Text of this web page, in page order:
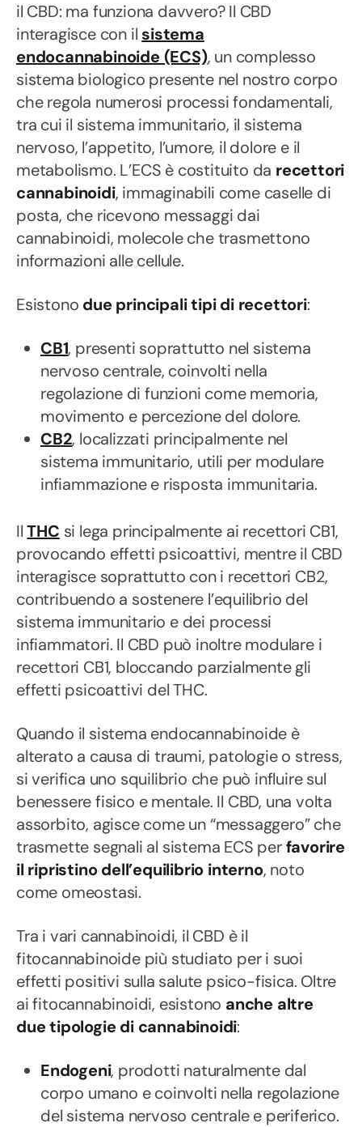
il CBD: ma funziona davvero? Il CBD
interagisce con il sistema
endocannabinoide (ECS), un complesso
sistema biologico presente nel nostro corpo
che regola numerosi processi fondamentali,
tra cui il sistema immunitario, il sistema
nervoso, l’appetito, l’umore, il dolore e il
metabolismo. L’ECS è costituito da recettori
cannabinoidi, immaginabili come caselle di
posta, che ricevono messaggi dai
cannabinoidi, molecole che trasmettono
informazioni alle cellule.
Esistono due principali tipi di recettori:
CB1, presenti soprattutto nel sistema
nervoso centrale, coinvolti nella
regolazione di funzioni come memoria,
movimento e percezione del dolore.
CB2, localizzati principalmente nel
sistema immunitario, utili per modulare
infiammazione e risposta immunitaria.
IlTHC si lega principalmente ai recettori CB1,
provocando effetti psicoattivi, mentre il CBD
interagisce soprattutto con i recettori CB2,
contribuendo a sostenere l’equilibrio del
sistema immunitario e dei processi
infiammatori. Il CBD può inoltre modulare i
recettori CB1, bloccando parzialmente gli
effetti psicoattivi del THC.
Quando il sistema endocannabinoide è
alterato a causa di traumi, patologie o stress,
si verifica uno squilibrio che può influire sul
benessere fisico e mentale. Il CBD, una volta
assorbito, agisce come un “messaggero” che
trasmette segnali al sistema ECS perfavorire
il ripristino dell’equilibrio interno, noto
come omeostasi.
Tra i vari cannabinoidi, il CBD è il
fitocannabinoide più studiato per i suoi
effetti positivi sulla salute psico-fisica. Oltre
ai fitocannabinoidi, esistono anche altre
due tipologie di cannabinoidi:
Endogeni, prodotti naturalmente dal
corpo umano e coinvolti nella regolazione
del sistema nervoso centrale e periferico.